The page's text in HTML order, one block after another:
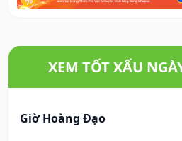
XEM TỐT XẤU
Giờ Hoàng Đạo